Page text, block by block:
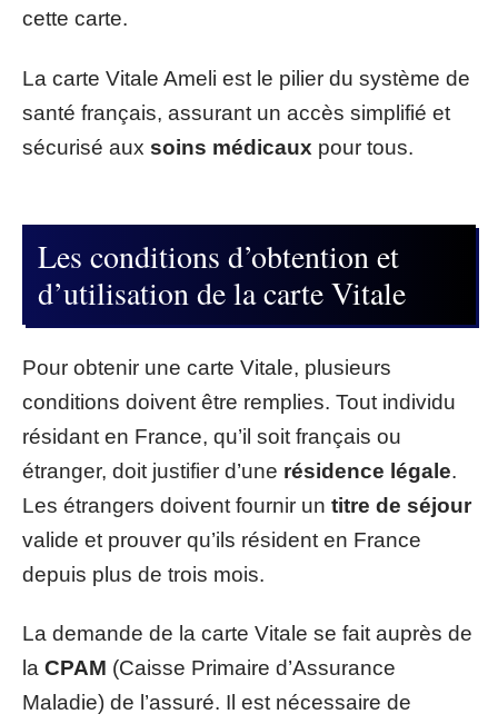
cette carte.
La carte Vitale Ameli est le pilier du système de
santé français, assurant un accès simplifié et
sécurisé aux soins médicaux pour tous.
Les conditions d’obtention et
d’utilisation de la carte Vitale
Pour obtenir une carte Vitale, plusieurs
conditions doivent être remplies. Tout individu
résidant en France, qu’il soit français ou
étranger, doit justifier d’une résidence légale.
Les étrangers doivent fournir un titre de séjour
valide et prouver qu’ils résident en France
depuis plus de trois mois.
La demande de la carte Vitale se fait auprès de
la CPAM (Caisse Primaire d’Assurance
Maladie) de l’assuré. Il est nécessaire de